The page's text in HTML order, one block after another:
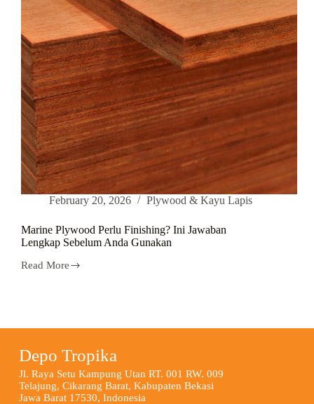
February 20, 2026 Plywood & Kayu Lapis
Marine Plywood Perlu Finishing? Ini Jawaban
Lengkap Sebelum Anda Gunakan
Read More
Depo Tropika
Jl. Raya Setu Kampung Utan RT. 001 RW. 009
Telajung, Cikarang Barat, Kabupaten Bekasi
Jawa Barat 17530, Indonesia